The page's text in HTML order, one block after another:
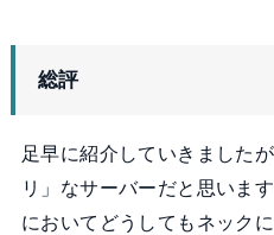
総評
足早に紹介していきました
リ」なサーバーだと思いま
においてどうしてもネック